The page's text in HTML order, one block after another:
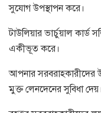
সুযোগ উপস্থাপন করে।
টাউলিয়ার ভার্চুয়াল কার্ড
একীভূত করে।
আপনার
মুক্ত লেনদেনের সুবিধা দেয়।